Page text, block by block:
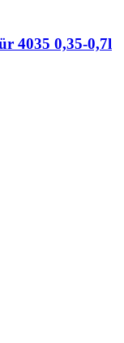
4035 0,35-​0,7l